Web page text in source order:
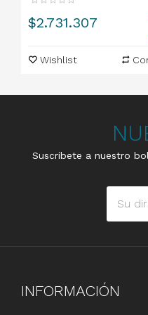
Precio
$2.731.307
Wishlist
Suscribete a nuestro
INFORMACIÓN